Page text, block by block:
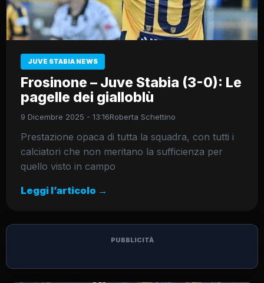
JUVE STABIA NEWS
Frosinone – Juve Stabia (3-0): Le
pagelle dei gialloblù
9 Dicembre 2025 - 13:16Roberta Schettino
Prestazione opaca di tutta la squadra, con tutti i
calciatori che non meritano la sufficienza per
quello visto in campo
Leggi l’articolo →
PUBBLICITÀ